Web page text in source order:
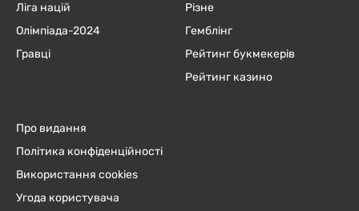
Ліга націй
Олімпіада-2024
Гравці
Різне
Гемблінг
Рейтинг букмекерів
Рейтинг казино
Про видання
Політика конфіденційності
Використання cookies
Угода користувача